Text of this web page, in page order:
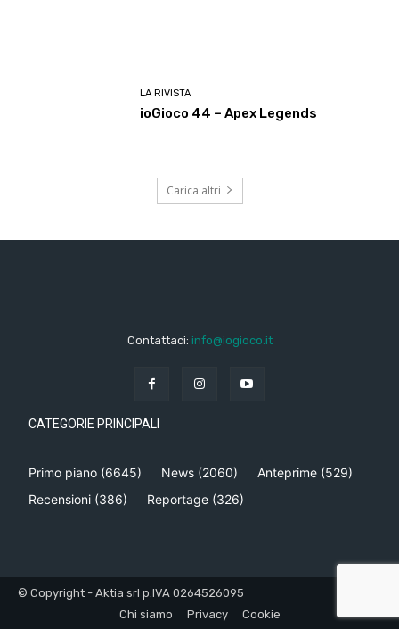
LA RIVISTA
ioGioco 44 – Apex Legends
Carica altri
Contattaci: info@iogioco.it
CATEGORIE PRINCIPALI
Primo piano (6645) News (2060) Anteprime (529)
Recensioni (386) Reportage (326)
© Copyright - Aktia srl p.IVA 0264526095
Chi siamo
Privacy Cookie